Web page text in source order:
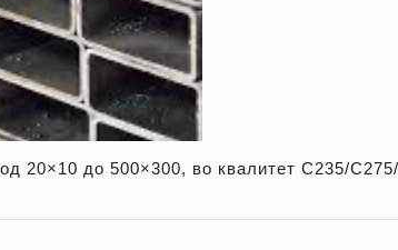
20×10 до 500×300, во квалитет С235/